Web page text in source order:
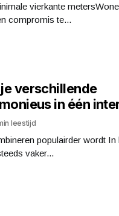
vierkante
compromis te...
verschillende
in één
leestijd
populairder wordt In
vaker...